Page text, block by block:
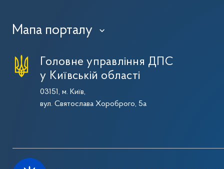
Мапа порталу ›
Головне управління ДПС
у Київській області
03151, м. Київ,
вул. Святослава Хороброго, 5а